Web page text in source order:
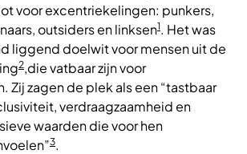
voor excentriekelingen: punkers,
outsiders en linksen1. Het was
liggend doelwit voor mensen uit de
2,die vatbaar zijn voor
Zij zagen de plek als een “tastbaar
verdraagzaamheid en
waarden die voor hen
3.